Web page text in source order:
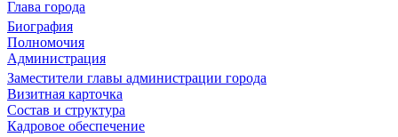
Глава города
Биография
Полномочия
Администрация
Заместители главы администрации города
Визитная карточка
Состав и структура
Кадровое обеспечение